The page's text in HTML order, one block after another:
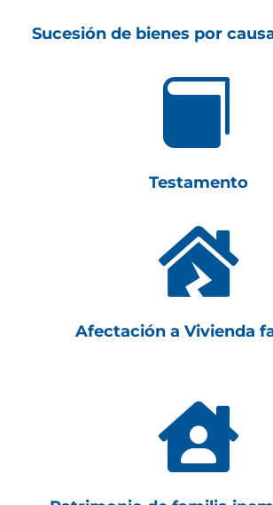
Sucesión de bienes por

Testamento

Afectación a Vivienda
